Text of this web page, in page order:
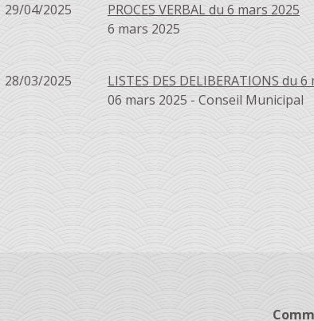
29/04/2025
PROCES VERBAL du 6 mars 2025
6 mars 2025
28/03/2025
LISTES DES DELIBERATIONS du
06 mars 2025 - Conseil Municipal